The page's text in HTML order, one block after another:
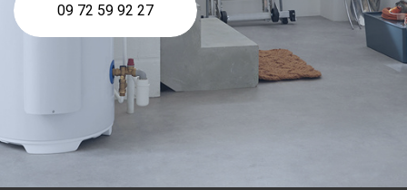
09 72 59 92 27